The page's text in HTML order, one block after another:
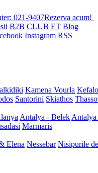
021-9407Rezerva acum!
B2B CLUB ET Blog
Instagram RSS
Kamena Vourla
Santorini Skiathos
Antalya - Belek
Marmaris
Elena Nessebar Nisipurile